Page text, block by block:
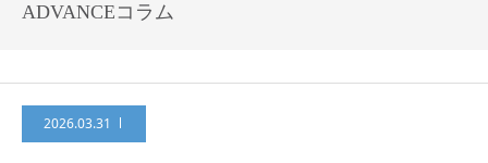
ADVANCEコラム
2026.03.31